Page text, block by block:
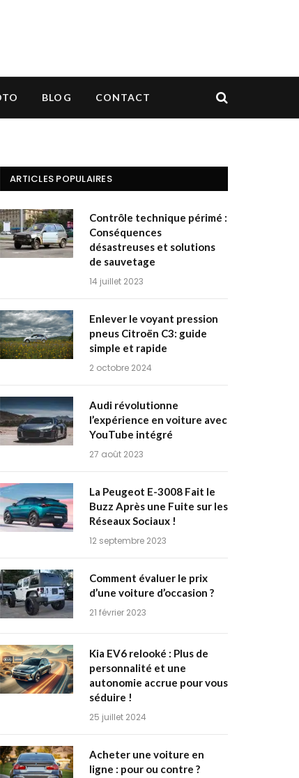
BLOG CONTACT
ARTICLES POPULAIRES
Contrôle technique périmé :
Conséquences
désastreuses et solutions
de sauvetage
14 juillet 2023
Enlever le voyant pression
pneus Citroën C3: guide
simple et rapide
2 octobre 2024
Audi révolutionne
l’expérience en voiture avec
YouTube intégré
27 août 2023
La Peugeot E-3008 Fait le
Buzz Après une Fuite sur les
Réseaux Sociaux !
12 septembre 2023
Comment évaluer le prix
d’une voiture d’occasion ?
21 février 2023
Kia EV6 relooké : Plus de
personnalité et une
autonomie accrue pour vous
séduire !
25 juillet 2024
Acheter une voiture en
ligne : pour ou contre ?